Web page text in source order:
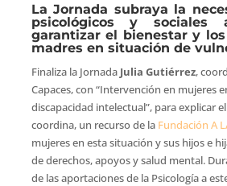
La Jornada subraya la
psicológicos y sociales
garantizar el bienestar y
madres en situación de
Finaliza la Jornada Julia Gutiérrez,
Capaces, con “Intervención en mujeres
discapacidad intelectual”, para explicar
coordina, un recurso de la Fundación A
mujeres en esta situación y sus hijos e
de derechos, apoyos y salud mental.
de las aportaciones de la Psicología a